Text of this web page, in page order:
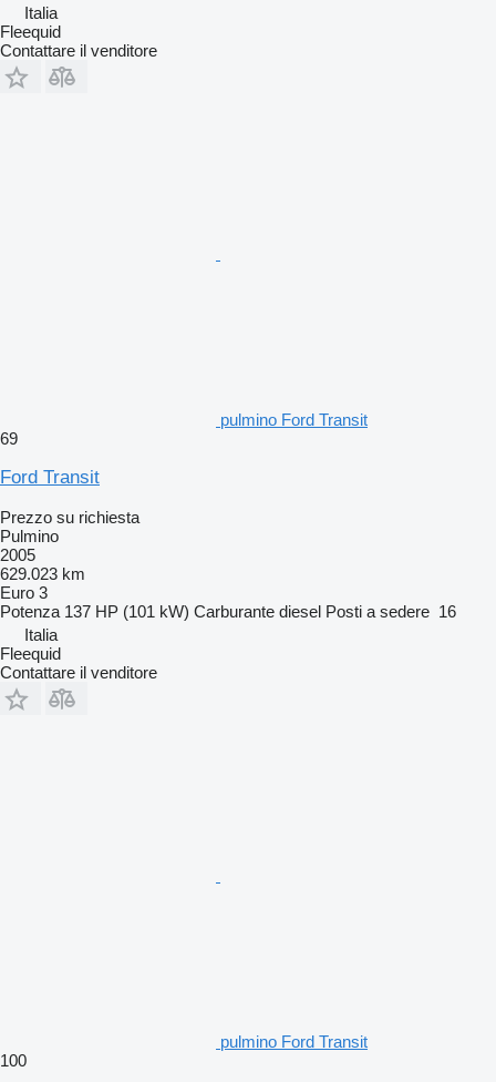
Italia
Fleequid
Contattare il venditore
pulmino Ford Transit
69
Ford Transit
Prezzo su richiesta
Pulmino
2005
629.023 km
Euro 3
Potenza 137 HP (101 kW) Carburante diesel Posti a sedere 16
Italia
Fleequid
Contattare il venditore
pulmino Ford Transit
100